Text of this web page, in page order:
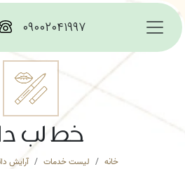
۰۹۰۰۲۰۴۱۹۹۷
خط لب
خانه لیست خدمات آرایش